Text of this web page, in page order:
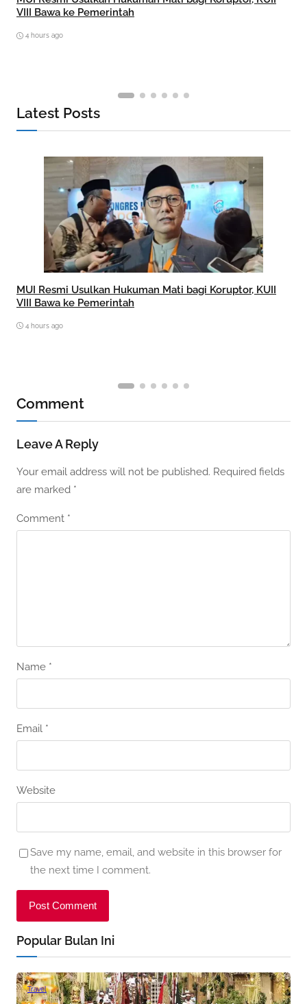
VIII Bawa ke Pemerintah
4 hours ago
Latest Posts
MUI Resmi Usulkan Hukuman Mati bagi Koruptor, KUII
VIII Bawa ke Pemerintah
4 hours ago
Comment
Leave A Reply
Your email address will not be published. Required fields
are marked *
Comment *
Name *
Email *
Website
Save my name, email, and website in this browser for
the next time I comment.
Popular Bulan Ini
Travel